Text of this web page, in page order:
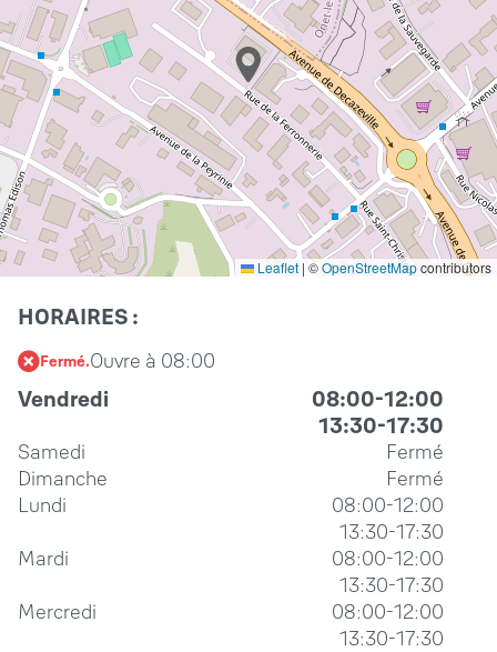
Leaflet | ©OpenStreetMapcontributors
HORAIRES :
Fermé.Ouvre à 08:00
Vendredi
08:00-12:00
13:30-17:30
Samedi
Fermé
Dimanche
Fermé
Lundi
08:00-12:00
13:30-17:30
Mardi
08:00-12:00
13:30-17:30
Mercredi
08:00-12:00
13:30-17:30